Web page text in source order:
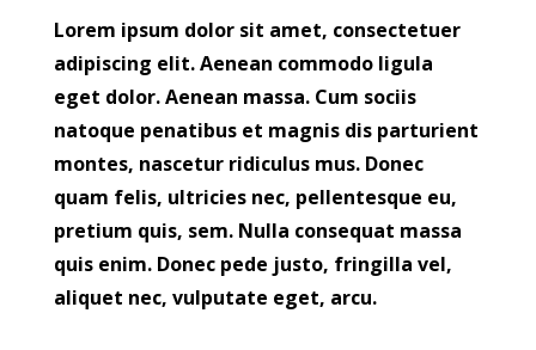
Lorem ipsum dolor sit amet, consectetuer
adipiscing elit. Aenean commodo ligula
eget dolor. Aenean massa. Cum sociis
natoque penatibus et magnis dis parturient
montes, nascetur ridiculus mus. Donec
quam felis, ultricies nec, pellentesque eu,
pretium quis, sem. Nulla consequat massa
quis enim. Donec pede justo, fringilla vel,
aliquet nec, vulputate eget, arcu.